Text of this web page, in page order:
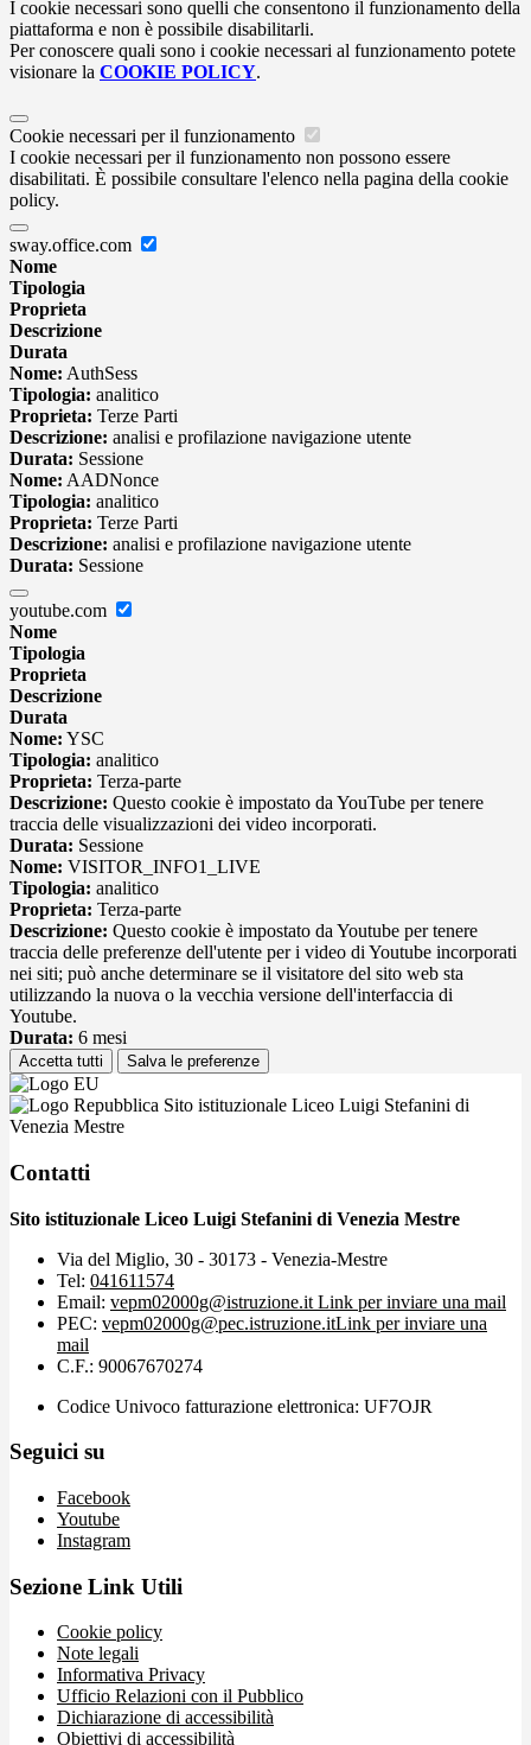
I cookie necessari sono quelli che consentono il funzionamento della
piattaforma e non è possibile disabilitarli.
Per conoscere quali sono i cookie necessari al funzionamento potete
visionare la COOKIE POLICY.
Cookie necessari per il funzionamento
I cookie necessari per il funzionamento non possono essere
disabilitati. È possibile consultare l'elenco nella pagina della cookie
policy.
sway.office.com
Nome
Tipologia
Proprieta
Descrizione
Durata
Nome: AuthSess
Tipologia: analitico
Proprieta: Terze Parti
Descrizione: analisi e profilazione navigazione utente
Durata: Sessione
Nome: AADNonce
Tipologia: analitico
Proprieta: Terze Parti
Descrizione: analisi e profilazione navigazione utente
Durata: Sessione
youtube.com
Nome
Tipologia
Proprieta
Descrizione
Durata
Nome: YSC
Tipologia: analitico
Proprieta: Terza-parte
Descrizione: Questo cookie è impostato da YouTube per tenere
traccia delle visualizzazioni dei video incorporati.
Durata: Sessione
Nome: VISITOR_INFO1_LIVE
Tipologia: analitico
Proprieta: Terza-parte
Descrizione: Questo cookie è impostato da Youtube per tenere
traccia delle preferenze dell'utente per i video di Youtube incorporati
nei siti; può anche determinare se il visitatore del sito web sta
utilizzando la nuova o la vecchia versione dell'interfaccia di
Youtube.
Durata: 6 mesi
Accetta tutti Salva le preferenze
Sito istituzionale Liceo Luigi Stefanini di
Venezia Mestre
Contatti
Sito istituzionale Liceo Luigi Stefanini di Venezia Mestre
Via del Miglio, 30 - 30173 - Venezia-Mestre
Tel: 041611574
Email: vepm02000g@istruzione.it Link per inviare una mail
PEC: vepm02000g@pec.istruzione.itLink per inviare una
mail
C.F.: 90067670274
Codice Univoco fatturazione elettronica: UF7OJR
Seguici su
Facebook
Youtube
Instagram
Sezione Link Utili
Cookie policy
Note legali
Informativa Privacy
Ufficio Relazioni con il Pubblico
Dichiarazione di accessibilità
Obiettivi di accessibilità